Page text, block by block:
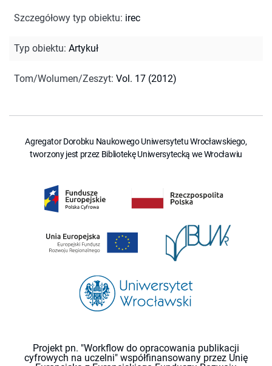
Szczegółowy typ obiektu: irec
Typ obiektu: Artykuł
Tom/Wolumen/Zeszyt: Vol. 17 (2012)
Agregator Dorobku Naukowego Uniwersytetu Wrocławskiego,
tworzony jest przez Bibliotekę Uniwersytecką we Wrocławiu
Projekt pn. "Workflow do opracowania publikacji
cyfrowych na uczelni" współfinansowany przez Unię